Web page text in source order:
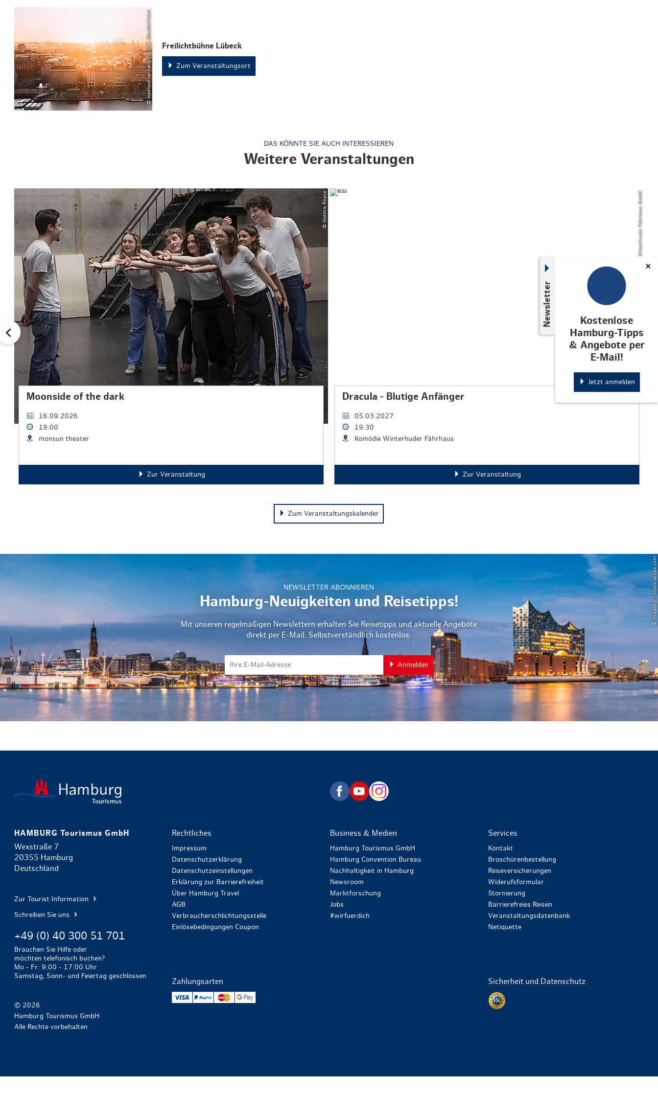
Newsletter
Kostenlose
Hamburg-Tipps
& Angebote per
E-Mail!
Jetzt anmelden
© mediaserver.hamburg.de / DoubleVision Freilichtbühne Lübeck
Zum Veranstaltungsort
DAS KÖNNTE SIE AUCH INTERESSIEREN
Weitere Veranstaltungen
© Matthis Röpke
Moonside of the dark
16.09.2026
19:00
monsun theater
Zur Veranstaltung
© Komödie Winterhuder Fährhaus GmbH
Dracula - Blutige Anfänger
05.03.2027
19:30
Komödie Winterhuder Fährhaus
Zur Veranstaltung
Zum Veranstaltungskalender
NEWSLETTER ABONNIEREN
Hamburg-Neuigkeiten und Reisetipps!
Mit unseren regelmäßigen Newslettern erhalten Sie Reisetipps und aktuelle Angebote
direkt per E-Mail. Selbstverständlich kostenlos.
Anmelden
© Powell83 – stock.adobe.com
zurück zur Startseite
HAMBURG Tourismus GmbH
Wexstraße 7
20355 Hamburg
Deutschland
Zur Tourist Information
Schreiben Sie uns
+49 (0) 40 300 51 701
Brauchen Sie Hilfe oder
möchten telefonisch buchen?
Mo - Fr: 9:00 - 17:00 Uhr
Samstag, Sonn- und Feiertag geschlossen
© 2026
Hamburg Tourismus GmbH
Alle Rechte vorbehalten
Rechtliches
Impressum
Datenschutzerklärung
Datenschutzeinstellungen
Erklärung zur Barrierefreiheit
Über Hamburg Travel
AGB
Verbraucherschlichtungsstelle
Einlösebedingungen Coupon
Business & Medien
Hamburg Tourismus GmbH
Hamburg Convention Bureau
Nachhaltigkeit in Hamburg
Newsroom
Marktforschung
Jobs
#wirfuerdich
Services
Kontakt
Broschürenbestellung
Reiseversicherungen
Widerufsformular
Stornierung
Barrierefreies Reisen
Veranstaltungsdatenbank
Netiquette
Zahlungsarten
VISA PayPal Mastercard
Sicherheit und Datenschutz